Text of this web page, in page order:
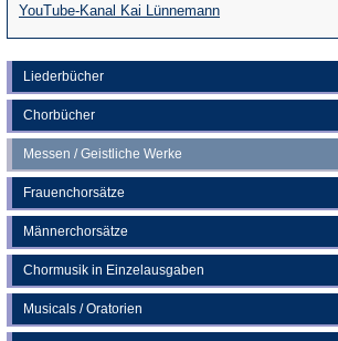
Liederbücher
Chorbücher
Messen / Geistliche Werke
Frauenchorsätze
Männerchorsätze
Chormusik in Einzelausgaben
Musicals / Oratorien
in
einem
neuen
Tab)
YouTube-Kanal Kai Lünnemann(Öffnet
in
einem
neuen